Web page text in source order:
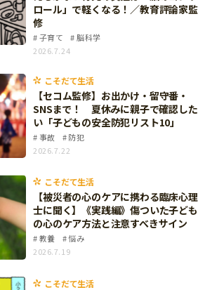
ロール」で軽くなる！／教育評論家監
修
子育て
脳科学
2026.7.24
こそだて生活
【セコム監修】お出かけ・留守番・
SNSまで！ 夏休みに親子で確認した
い「子どもの安全防犯リスト10」
事故
防犯
2026.7.22
こそだて生活
【被災者の心のケアに携わる臨床心理
士に聞く】《実践編》傷ついた子ども
の心のケア方法と注意すべきサイン
教養
悩み
2026.7.19
こそだて生活